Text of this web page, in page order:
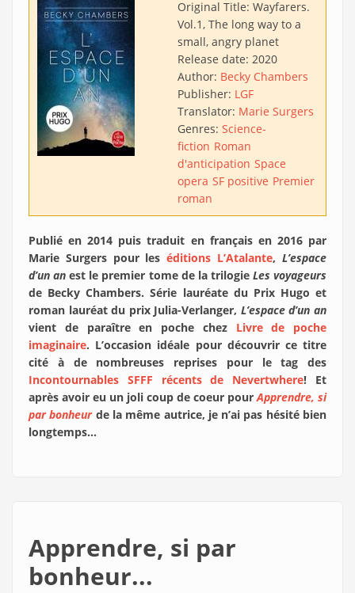
Original Title: Wayfarers.
Vol.1, The long way to a
small, angry planet
Release date: 2020
Author: Becky Chambers
Publisher: LGF
Translator: Marie Surgers
Genres: Science-
fiction Roman
d'anticipation Space
opera SF positive Premier
roman
Publié en 2014 puis traduit en français en 2016 par
Marie Surgers pour leséditions L’Atalante,L’espace
d’un an est le premier tome de la trilogie Les voyageurs
de Becky Chambers. Série lauréate du Prix Hugo et
roman lauréat du prix Julia-Verlanger, L’espace d’un an
vient de paraître en poche chez Livre de poche
imaginaire. L’occasion idéale pour découvrir ce titre
cité à de nombreuses reprises pour le tag des
Incontournables SFFF récents de Nevertwhere! Et
après avoir eu un joli coup de coeur pourApprendre, si
par bonheurde la même autrice, je n’ai pas hésité bien
longtemps…
Apprendre, si par
bonheur...